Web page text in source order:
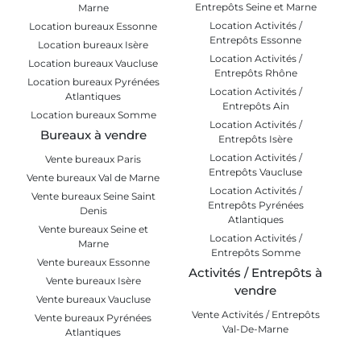
Marne
Location bureaux Essonne
Location bureaux Isère
Location bureaux Vaucluse
Location bureaux Pyrénées
Atlantiques
Location bureaux Somme
Bureaux à vendre
Vente bureaux Paris
Vente bureaux Val de Marne
Vente bureaux Seine Saint
Denis
Vente bureaux Seine et
Marne
Vente bureaux Essonne
Vente bureaux Isère
Vente bureaux Vaucluse
Vente bureaux Pyrénées
Atlantiques
Entrepôts Seine et Marne
Location Activités /
Entrepôts Essonne
Location Activités /
Entrepôts Rhône
Location Activités /
Entrepôts Ain
Location Activités /
Entrepôts Isère
Location Activités /
Entrepôts Vaucluse
Location Activités /
Entrepôts Pyrénées
Atlantiques
Location Activités /
Entrepôts Somme
Activités / Entrepôts à
vendre
Vente Activités / Entrepôts
Val-De-Marne